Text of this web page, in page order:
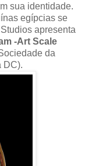
sua identidade.
egípcias se
apresenta
-Art Scale
da
DC).